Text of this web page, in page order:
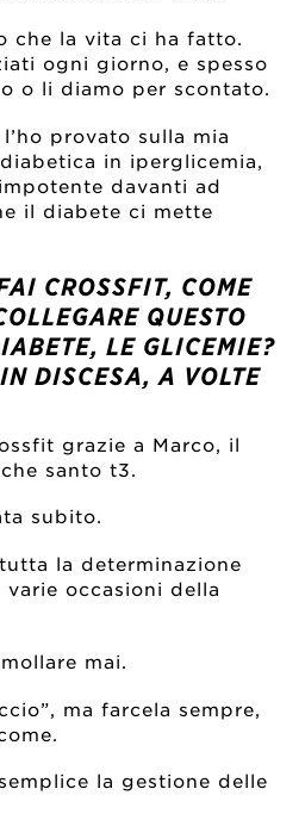
che la vita ci ha fatto.
ogni giorno, e spesso
o li diamo per scontato.
provato sulla mia
in iperglicemia,
davanti ad
il diabete ci mette
CROSSFIT, COME
QUESTO
LE GLICEMIE?
DISCESA, A VOLTE
grazie a Marco, il
santo t3.
subito.
la determinazione
occasioni della
mai.
ma farcela sempre,
la gestione delle